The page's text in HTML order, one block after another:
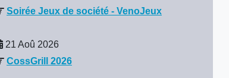
Soirée Jeux de société - VenoJeux
21 Aoû 2026
CossGrill 2026